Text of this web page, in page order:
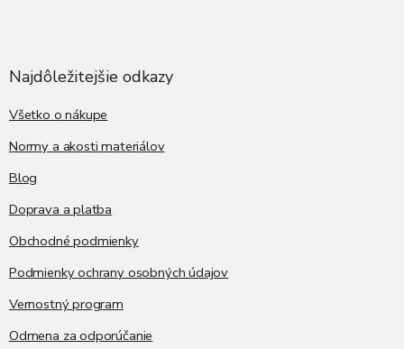
Najdôležitejšie odkazy
Všetko o nákupe
Normy a akosti materiálov
Blog
Doprava a platba
Obchodné podmienky
Podmienky ochrany osobných údajov
Vernostný program
Odmena za odporúčanie